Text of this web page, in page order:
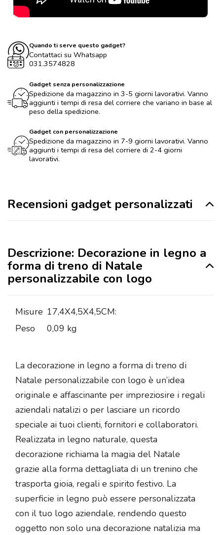
Quando ti serve questo gadget?
Contattaci su Whatsapp
031.3574828
Gadget senza personalizzazione
Spedizione da magazzino in 3-5 giorni lavorativi. Vanno
aggiunti i tempi di resa del corriere che variano in base al
peso della spedizione.
Gadget con personalizzazione
Spedizione da magazzino in 7-9 giorni lavorativi. Vanno
aggiunti i tempi di resa del corriere di 2-4 giorni
lavorativi.
Recensioni gadget personalizzati
Descrizione: Decorazione in legno a
forma di treno di Natale
personalizzabile con logo
Misure 17,4X4,5X4,5CM:
Peso
0,09 kg
La decorazione in legno a forma di treno di
Natale personalizzabile con logo è un’idea
originale e affascinante per impreziosire i regali
aziendali natalizi o per lasciare un ricordo
speciale ai tuoi clienti, fornitori e collaboratori.
Realizzata in legno naturale, questa
decorazione richiama la magia del Natale
grazie alla forma dettagliata di un trenino che
trasporta gioia, regali e spirito festivo. La
superficie in legno può essere personalizzata
con il tuo logo aziendale, rendendo questo
oggetto non solo una decorazione natalizia ma